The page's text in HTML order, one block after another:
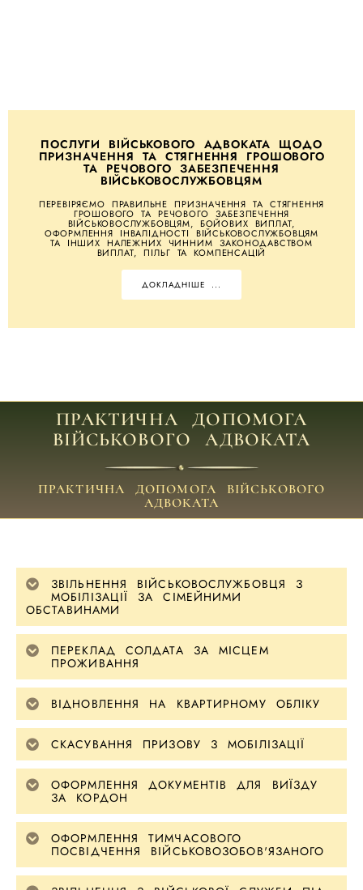
ПОСЛУГИ ВІЙСЬКОВОГО АДВОКАТА ЩОДО
ПРИЗНАЧЕННЯ ТА СТЯГНЕННЯ ГРОШОВОГО
ТА РЕЧОВОГО ЗАБЕЗПЕЧЕННЯ
ВІЙСЬКОВОСЛУЖБОВЦЯМ
ПЕРЕВІРЯЄМО ПРАВИЛЬНЕ ПРИЗНАЧЕННЯ ТА СТЯГНЕННЯ
ГРОШОВОГО ТА РЕЧОВОГО ЗАБЕЗПЕЧЕННЯ
ВІЙСЬКОВОСЛУЖБОВЦЯМ, БОЙОВИХ ВИПЛАТ,
ОФОРМЛЕННЯ ІНВАЛІДНОСТІ ВІЙСЬКОВОСЛУЖБОВЦЯМ
ТА ІНШИХ НАЛЕЖНИХ ЧИННИМ ЗАКОНОДАВСТВОМ
ВИПЛАТ, ПІЛЬГ ТА КОМПЕНСАЦІЙ
ДОКЛАДНІШЕ ...
ПРАКТИЧНА ДОПОМОГА
ВІЙСЬКОВОГО АДВОКАТА
ПРАКТИЧНА ДОПОМОГА ВІЙСЬКОВОГО
АДВОКАТА
ЗВІЛЬНЕННЯ ВІЙСЬКОВОСЛУЖБОВЦЯ З
МОБІЛІЗАЦІЇ ЗА СІМЕЙНИМИ
ОБСТАВИНАМИ
ПЕРЕКЛАД СОЛДАТА ЗА МІСЦЕМ
ПРОЖИВАННЯ
ВІДНОВЛЕННЯ НА КВАРТИРНОМУ ОБЛІКУ
СКАСУВАННЯ ПРИЗОВУ З МОБІЛІЗАЦІЇ
ОФОРМЛЕННЯ ДОКУМЕНТІВ ДЛЯ ВИЇЗДУ
ЗА КОРДОН
ОФОРМЛЕННЯ ТИМЧАСОВОГО
ПОСВІДЧЕННЯ ВІЙСЬКОВОЗОБОВ'ЯЗАНОГО